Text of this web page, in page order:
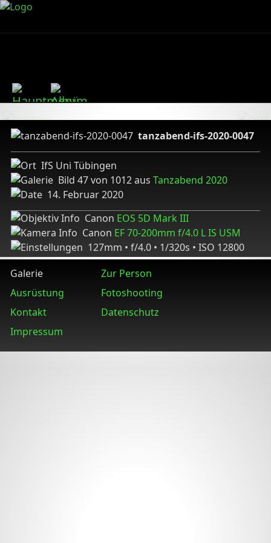
tanzabend-ifs-2020-0047
IfS Uni Tübingen
Bild 47 von 1012 aus Tanzabend 2020
14. Februar 2020
Canon EOS 5D Mark III
Canon EF 70-200mm f/4.0 L IS USM
127mm • f/4.0 • 1/320s • ISO 12800
Galerie
Zur Person
Ausrüstung
Fotoshooting
Kontakt
Datenschutz
Impressum